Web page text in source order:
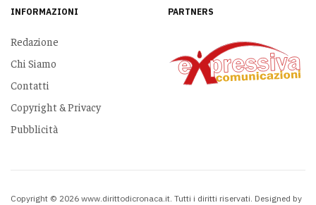
INFORMAZIONI
Redazione
Chi Siamo
Contatti
Copyright & Privacy
Pubblicità
PARTNERS
Copyright © 2026 www.dirittodicronaca.it. Tutti i diritti riservati. Designed by